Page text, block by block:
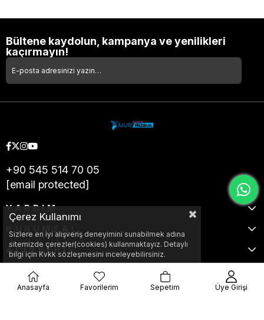
Bültene kaydolun, kampanya ve yenilikleri
kaçırmayın!
+90 545 514 70 05
[email protected]
YARDIM
ALIŞVERİŞ
Çerez Kullanımı
Sizlere en iyi alışveriş deneyimini sunabilmek adına
sitemizde çerezler(cookies) kullanmaktayız. Detaylı
bilgi için Kvkk sözleşmesini inceleyebilirsiniz.
Anasayfa Favorilerim Sepetim Üye Girişi